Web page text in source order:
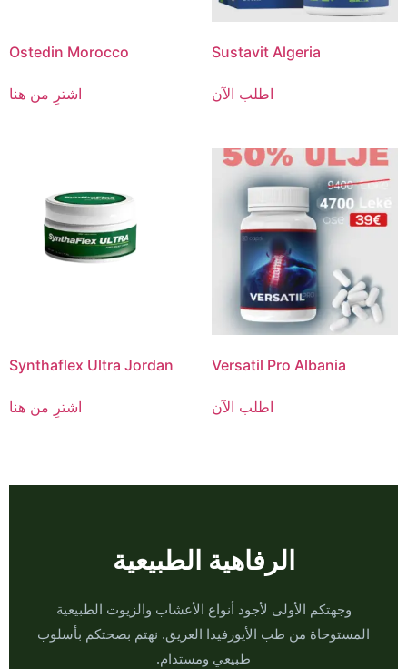
Ostedin Morocco
اشترِ من هنا
Sustavit Algeria
اطلب الآن
Synthaflex Ultra Jordan
اشترِ من هنا
Versatil Pro Albania
اطلب الآن
الرفاهية الطبيعية
وجهتكم الأولى لأجود أنواع الأعشاب والزيوت الطبيعية
المستوحاة من طب الأيورفيدا العريق. نهتم بصحتكم بأسلوب
طبيعي ومستدام.